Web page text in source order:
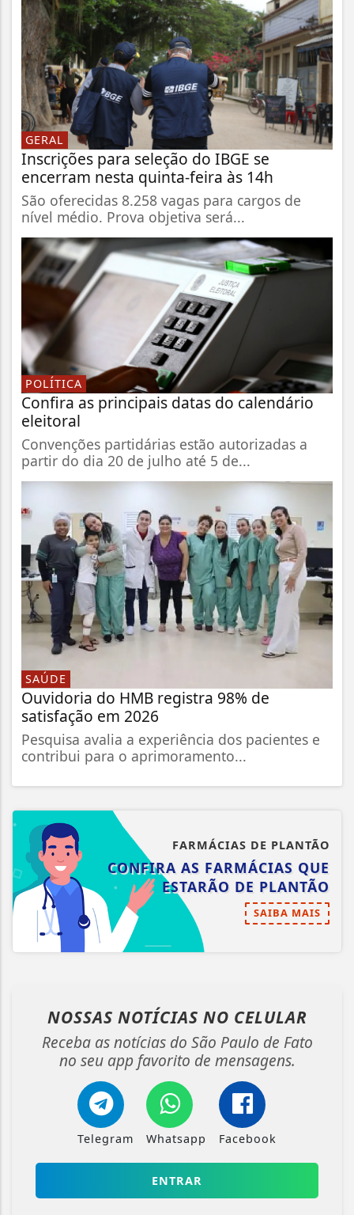
GERAL
Inscrições para seleção do IBGE se
encerram nesta quinta-feira às 14h
São oferecidas 8.258 vagas para cargos de
nível médio. Prova objetiva será...
POLÍTICA
Confira as principais datas do calendário
eleitoral
Convenções partidárias estão autorizadas a
partir do dia 20 de julho até 5 de...
SAÚDE
Ouvidoria do HMB registra 98% de
satisfação em 2026
Pesquisa avalia a experiência dos pacientes e
contribui para o aprimoramento...
FARMÁCIAS DE PLANTÃO
CONFIRA AS FARMÁCIAS QUE
ESTARÃO DE PLANTÃO
SAIBA MAIS
NOSSAS NOTÍCIAS NO CELULAR
Receba as notícias do São Paulo de Fato
no seu app favorito de mensagens.
Telegram Whatsapp Facebook
ENTRAR